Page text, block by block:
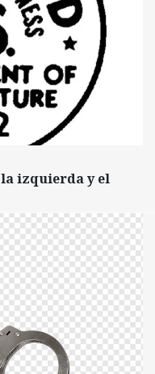
izquierda y el